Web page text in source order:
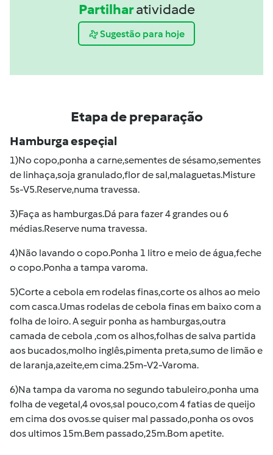
Partilharatividade
Sugestão para hoje
Etapa de preparação
Hamburga espeçial
1)No copo,ponha a carne,sementes de sésamo,sementes
de linhaça,soja granulado,flor de sal,malaguetas.Misture
5s-V5.Reserve,numa travessa.
3)Faça as hamburgas.Dá para fazer 4 grandes ou 6
médias.Reserve numa travessa.
4)Não lavando o copo.Ponha 1 litro e meio de água,feche
o copo.Ponha a tampa varoma.
5)Corte a cebola em rodelas finas,corte os alhos ao meio
com casca.Umas rodelas de cebola finas em baixo com a
folha de loiro. A seguir ponha as hamburgas,outra
camada de cebola ,com os alhos,folhas de salva partida
aos bucados,molho inglês,pimenta preta,sumo de limão e
de laranja,azeite,em cima.25m-V2-Varoma.
6)Na tampa da varoma no segundo tabuleiro,ponha uma
folha de vegetal,4 ovos,sal pouco,com 4 fatias de queijo
em cima dos ovos.se quiser mal passado,ponha os ovos
dos ultimos 15m.Bem passado,25m.Bom apetite.